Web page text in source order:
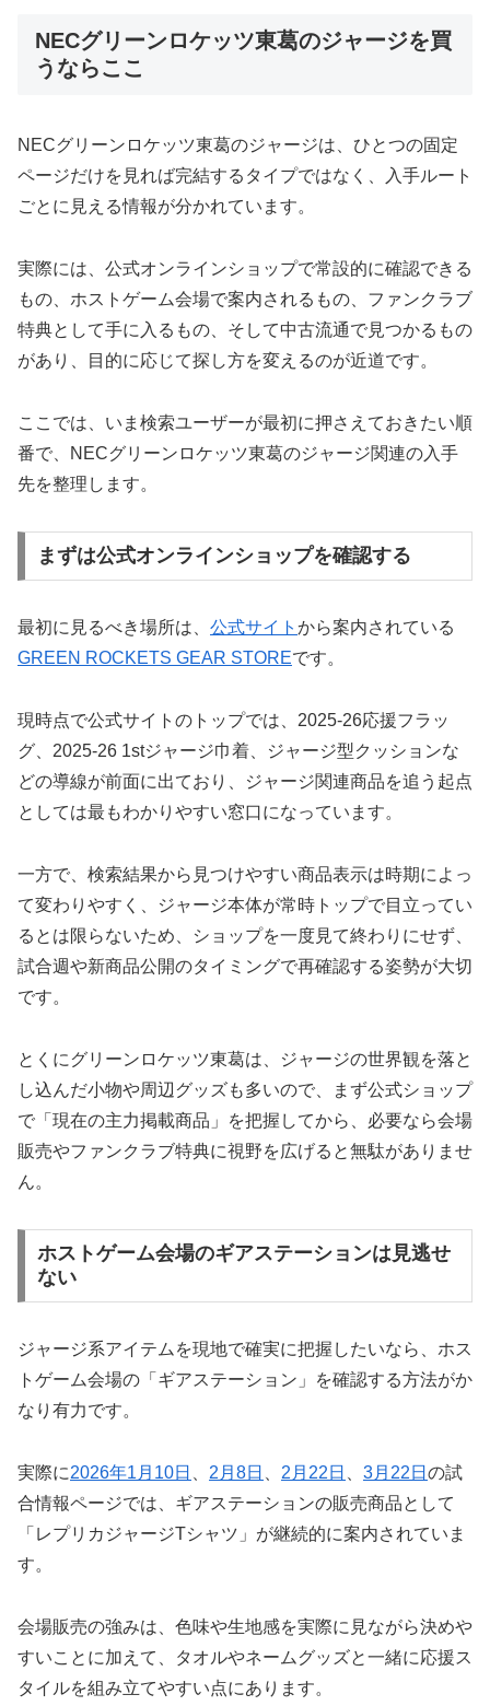
NECグリーンロケッツ東葛のジャージを買
うならここ
NECグリーンロケッツ東葛のジャージは、ひとつの固定
ページだけを見れば完結するタイプではなく、入手ルート
ごとに見える情報が分かれています。
実際には、公式オンラインショップで常設的に確認できる
もの、ホストゲーム会場で案内されるもの、ファンクラブ
特典として手に入るもの、そして中古流通で見つかるもの
があり、目的に応じて探し方を変えるのが近道です。
ここでは、いま検索ユーザーが最初に押さえておきたい順
番で、NECグリーンロケッツ東葛のジャージ関連の入手
先を整理します。
まずは公式オンラインショップを確認する
最初に見るべき場所は、 公式サイト から案内されている
GREEN ROCKETS GEAR STOREです。
現時点で公式サイトのトップでは、2025-26応援フラッ
グ、2025-26 1stジャージ巾着、ジャージ型クッションな
どの導線が前面に出ており、ジャージ関連商品を追う起点
としては最もわかりやすい窓口になっています。
一方で、検索結果から見つけやすい商品表示は時期によっ
て変わりやすく、ジャージ本体が常時トップで目立ってい
るとは限らないため、ショップを一度見て終わりにせず、
試合週や新商品公開のタイミングで再確認する姿勢が大切
です。
とくにグリーンロケッツ東葛は、ジャージの世界観を落と
し込んだ小物や周辺グッズも多いので、まず公式ショップ
で「現在の主力掲載商品」を把握してから、必要なら会場
販売やファンクラブ特典に視野を広げると無駄がありませ
ん。
ホストゲーム会場のギアステーションは見逃せ
ない
ジャージ系アイテムを現地で確実に把握したいなら、ホス
トゲーム会場の「ギアステーション」を確認する方法がか
なり有力です。
実際に2026年1月10日 2月8日 2月22日 3月22日 の試
合情報ページでは、ギアステーションの販売商品として
「レプリカジャージTシャツ」が継続的に案内されていま
す。
会場販売の強みは、色味や生地感を実際に見ながら決めや
すいことに加えて、タオルやネームグッズと一緒に応援ス
タイルを組み立てやすい点にあります。